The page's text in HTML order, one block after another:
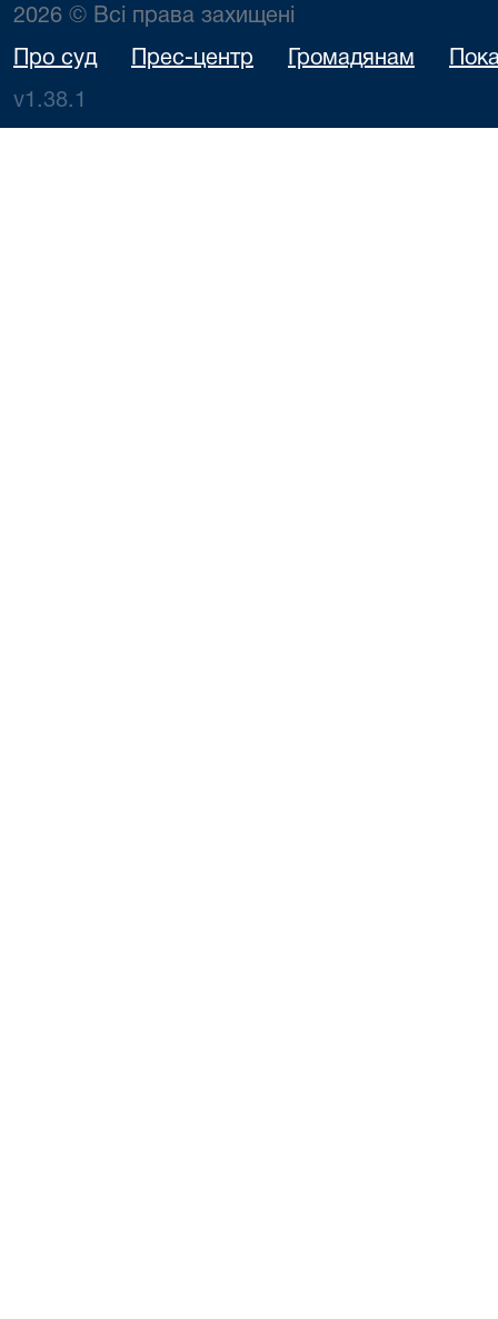
2026 © Всі права захищені
Про суд Прес-центр Громадянам
v1.38.1